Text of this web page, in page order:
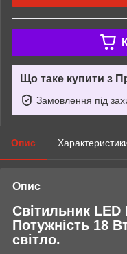
Що таке купити з
Замовлення під
Опис
Опис
Світильник
Потужність 18
світло.